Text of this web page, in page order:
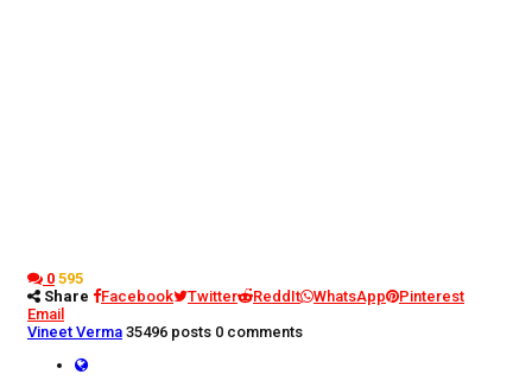
0 595
Share
Facebook Twitter ReddIt WhatsApp
Pinterest
Email
Vineet Verma 35496 posts 0 comments